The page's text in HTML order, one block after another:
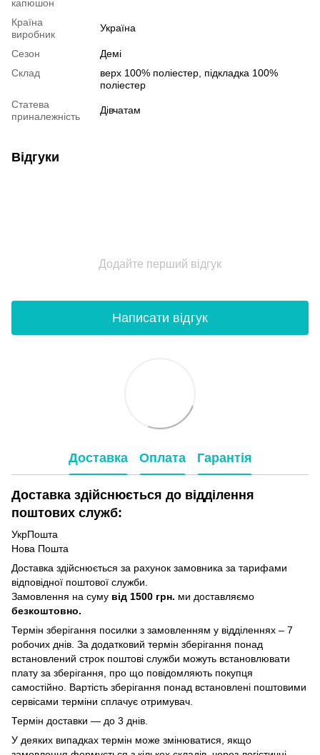
капюшон
Країна
виробник
Україна
Сезон
Демі
Склад
верх 100% полiестер, пiдкладка 100%
полiестер
Статева
приналежність
Дівчатам
Відгуки
Додайте перший відгук
Написати відгук
Доставка Оплата Гарантія
Доставка здійснюється до відділення
поштових служб:
УкрПошта
Нова Пошта
Доставка здійснюється за рахунок замовника за тарифами
відповідної поштової служби.
Замовлення на суму від 1500 грн. ми доставляємо
безкоштовно.
Термін зберігання посилки з замовленням у відділеннях – 7
робочих днів. За додатковий термін зберігання понад
встановлений строк поштові служби можуть встановлювати
плату за зберігання, про що повідомляють покупця
самостійно. Вартість зберігання понад вcтановлені поштовими
сервісами терміни сплачує отримувач.
Термін доставки — до 3 днів.
У деяких випадках термін може змінюватися, якщо